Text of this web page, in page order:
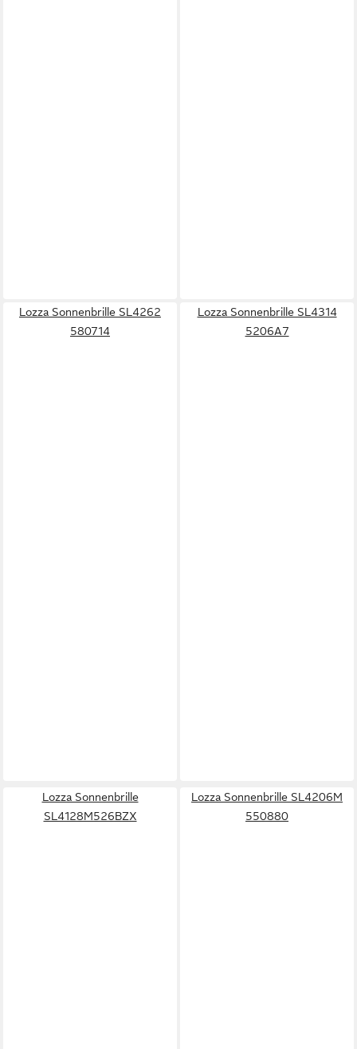
Lozza Sonnenbrille SL4262
580714
Lozza Sonnenbrille SL4314
5206A7
Lozza Sonnenbrille
SL4128M526BZX
Lozza Sonnenbrille SL4206M
550880